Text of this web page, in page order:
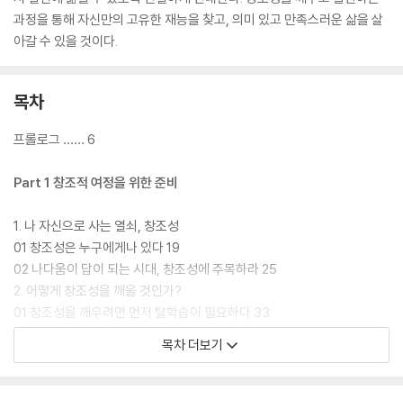
과정을 통해 자신만의 고유한 재능을 찾고, 의미 있고 만족스러운 삶을 살
아갈 수 있을 것이다.
목차
프롤로그 …… 6
Part 1 창조적 여정을 위한 준비
1. 나 자신으로 사는 열쇠, 창조성
01 창조성은 누구에게나 있다 19
02 나다움이 답이 되는 시대, 창조성에 주목하라 25
2. 어떻게 창조성을 깨울 것인가?
01 창조성을 깨우려면 먼저 탈학습이 필요하다 33
02 창조성을 깨우는 5가지 원칙 - 놀이의 5가지 특성 41
3. 창조성을 깨우는 2가지 훈련
목차 더보기